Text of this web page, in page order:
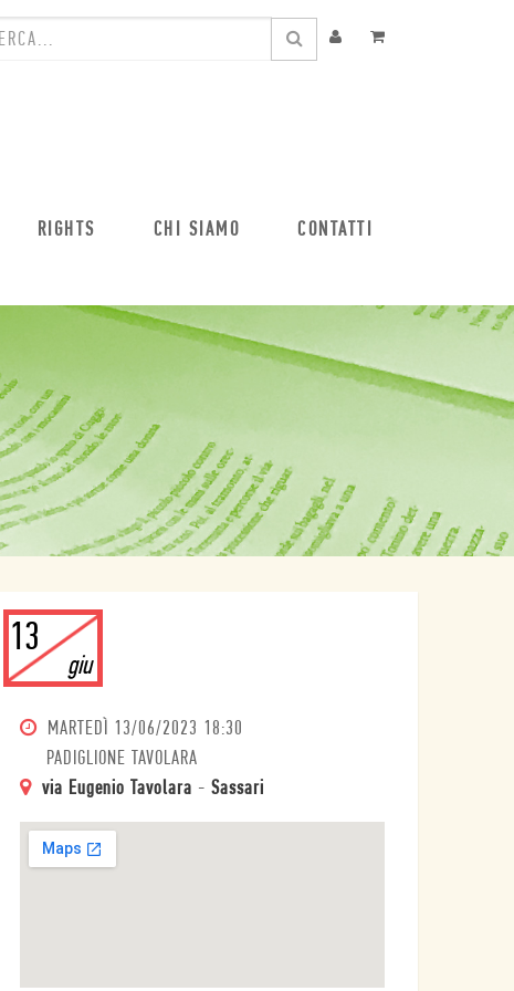
RIGHTS CHI SIAMO CONTATTI
13
giu
MARTEDÌ 13/06/2023 18:30
PADIGLIONE TAVOLARA
via Eugenio Tavolara - Sassari